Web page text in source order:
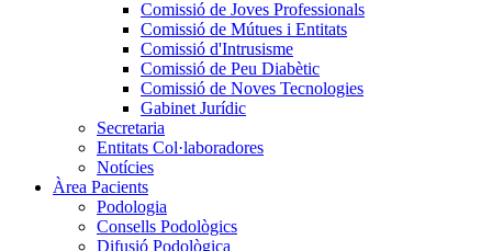
Comissió de Joves Professionals
Comissió de Mútues i Entitats
Comissió d'Intrusisme
Comissió de Peu Diabètic
Comissió de Noves Tecnologies
Gabinet Jurídic
Secretaria
Entitats Col·laboradores
Notícies
Àrea Pacients
Podologia
Consells Podològics
Difusió Podològica